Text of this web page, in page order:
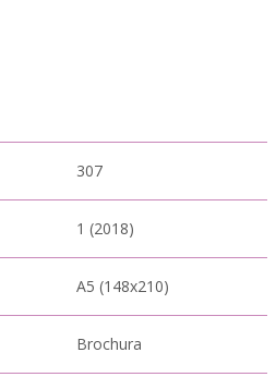
307
1 (2018)
A5 (148x210)
Brochura